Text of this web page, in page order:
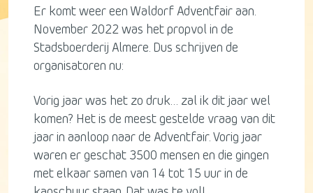
Er komt weer een Waldorf Adventfair aan.
November 2022 was het propvol in de
Stadsboerderij Almere. Dus schrijven de
organisatoren nu:
Vorig jaar was het zo druk… zal ik dit jaar wel
komen? Het is de meest gestelde vraag van dit
jaar in aanloop naar de Adventfair. Vorig jaar
waren er geschat 3500 mensen en die gingen
met elkaar samen van 14 tot 15 uur in de